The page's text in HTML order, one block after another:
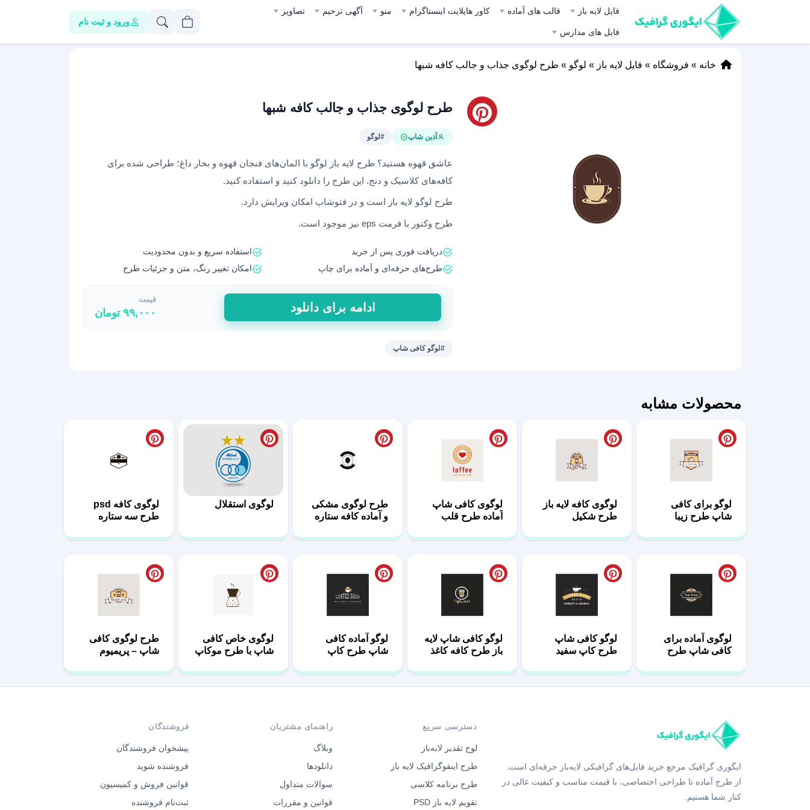
فایل لایه باز قالب های آماده کاور هایلایت اینستاگرام منو آگهی ترحیم تصاویر
فایل های مدارس
ورود و ثبت نام
خانه » فروشگاه » فایل لایه باز » لوگو » طرح لوگوی جذاب و جالب کافه شبها
طرح لوگوی جذاب و جالب کافه شبها
آذین شاپ #لوگو
عاشق قهوه هستید؟ طرح‌ لایه باز لوگو با المان‌های فنجان قهوه و بخار داغ؛ طراحی شده برای
کافه‌های کلاسیک و دنج. این طرح را دانلود کنید و استفاده کنید.
طرح لوگو لایه باز است و در فتوشاپ امکان ویرایش دارد.
طرح وکتور با فرمت eps نیز موجود است.
دریافت فوری پس از خرید
استفاده سریع و بدون محدودیت
طرح‌های حرفه‌ای و آماده برای چاپ
امکان تغییر رنگ، متن و جزئیات طرح
طرح
لوگوی
جذاب
و
ادامه برای دانلود
قیمت
۹۹,۰۰۰ تومان
#لوگو کافی شاپ
محصولات مشابه
لوگو برای کافی
شاپ طرح زیبا
لوگوی کافه لایه باز
طرح شکیل
لوگوی کافی شاپ
آماده طرح قلب
طرح لوگوی مشکی
و آماده کافه ستاره
لوگوی استقلال
لوگوی کافه psd
طرح سه ستاره
لوگوی آماده برای
کافی شاپ طرح
لوگو کافی شاپ
طرح کاپ سفید
لوگو کافی شاپ لایه
باز طرح کافه کاغذ
لوگو آماده کافی
شاپ طرح کاپ
لوگوی خاص کافی
شاپ با طرح موکاپ
طرح لوگوی کافی
شاپ – پریمیوم
ایگوری گرافیک مرجع خرید فایل‌های گرافیکی لایه‌باز حرفه‌ای است.
از طرح آماده تا طراحی اختصاصی، با قیمت مناسب و کیفیت عالی در
کنار شما هستیم.
دسترسی سریع
لوح تقدیر لایه‌باز
طرح اینفوگرافیک لایه باز
طرح برنامه کلاسی
تقویم لایه باز PSD
راهنمای مشتریان
وبلاگ
دانلودها
سوالات متداول
قوانین و مقررات
فروشندگان
پیشخوان فروشندگان
فروشنده شوید
قوانین فروش و کمیسیون
ثبت‌نام فروشنده